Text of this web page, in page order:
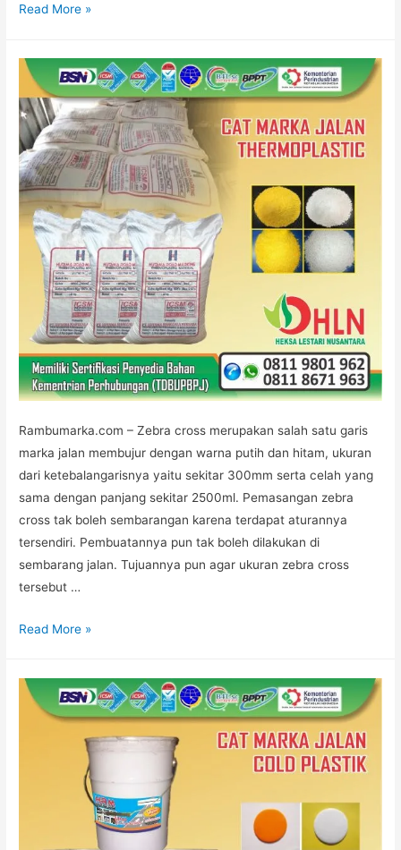
PABRIK
JAKARTA
Read More »
Rambumarka.com – Zebra cross merupakan salah satu garis
marka jalan membujur dengan warna putih dan hitam, ukuran
dari ketebalangarisnya yaitu sekitar 300mm serta celah yang
sama dengan panjang sekitar 2500ml. Pemasangan zebra
cross tak boleh sembarangan karena terdapat aturannya
tersendiri. Pembuatannya pun tak boleh dilakukan di
sembarang jalan. Tujuannya pun agar ukuran zebra cross
tersebut …
Aturan
Jalan
Zebra
Read More »